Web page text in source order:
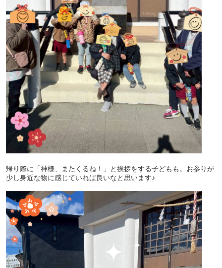
帰り際に「神様、またくるね！」と挨拶をする子どもも。お参りが
少し身近な物に感じていれば良いなと思います♪